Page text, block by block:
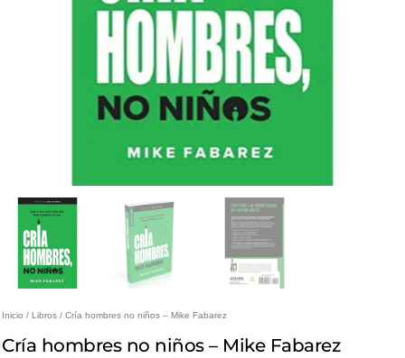
Inicio / Libros / Cría hombres no niños – Mike Fabarez
Cría hombres no niños – Mike Fabarez